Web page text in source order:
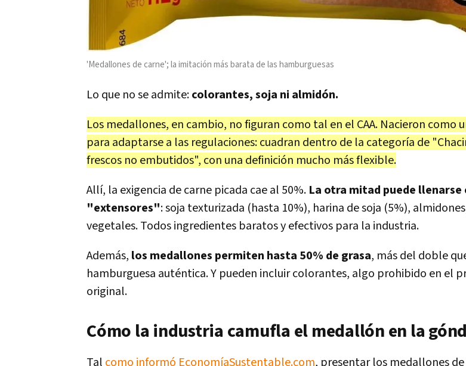
'Medallones de carne'; la imitación más barata de las hamburguesas
Lo que no se admite:colorantes, soja ni almidón.
Los medallones, en cambio, no figuran como tal en el CAA. Nacieron como
para adaptarse a las regulaciones: cuadran dentro de la categoría de
frescos no embutidos", con una definición mucho más flexible.
Allí, la exigencia de carne picada cae al 50%. La otra mitad puede llenarse
"extensores": soja texturizada (hasta 10%), harina de soja (5%),
vegetales. Todos ingredientes baratos y efectivos para la industria.
Además, los medallones permiten hasta 50% de grasa, más del doble
hamburguesa auténtica. Y pueden incluir colorantes, algo prohibido en el
original.
Cómo la industria camufla el medallón en la
Tal como informó EconomíaSustentable.com, presentar los medallones